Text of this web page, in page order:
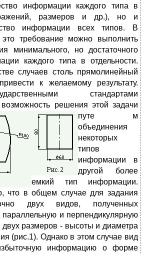
информации каждого типа в
размеров и др.), но и
информации всех типов. В
это требование можно выполнить
минимального, но достаточного
каждого типа в отдельности.
случаев столь прямолинейный
к желаемому результату.
стандартами
возможность решения этой задачи
путе м
объединения
некоторых
типов
информации в
другой более
емкий тип информации.
что в общем случае для задания
двух видов, полученных
и перпендикулярную
двух размеров - высоты и диаметра
(рис.1). Однако в этом случае вид
информацию о форме